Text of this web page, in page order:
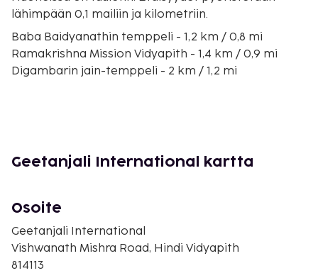
lähimpään 0,1 mailiin ja kilometriin.
Baba Baidyanathin temppeli - 1,2 km / 0,8 mi
Ramakrishna Mission Vidyapith - 1,4 km / 0,9 mi
Digambarin jain-temppeli - 2 km / 1,2 mi
Pagal Baba Ashram - 8 km / 4,9 mi
Tapovan Hill - 9,8 km / 6,1 mi
Baba Baidyanath Dham - 29,4 km / 18,2 mi
Basukinath Temple - 42,3 km / 26,3 mi
Lähin suuri lentokenttä on Deoghar (DGH –
Deogharin kansainvälinen lentokenttä) - 10,5 km /
Geetanjali International kartta
Osoite
Geetanjali International
Vishwanath Mishra Road, Hindi Vidyapith
814113